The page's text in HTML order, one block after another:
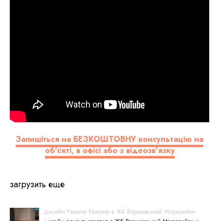
Запишіться на БЕЗКОШТОВНУ консультацію на
об'єкті, в офісі або з відеозв'язку
загрузить еще
Дизайн Ремонту Квартир в ЖК Варшавський Мікрорайон